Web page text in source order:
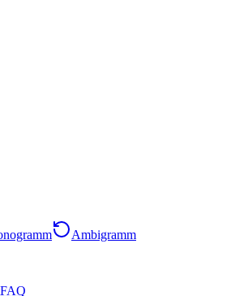
Ambigramm
FAQ